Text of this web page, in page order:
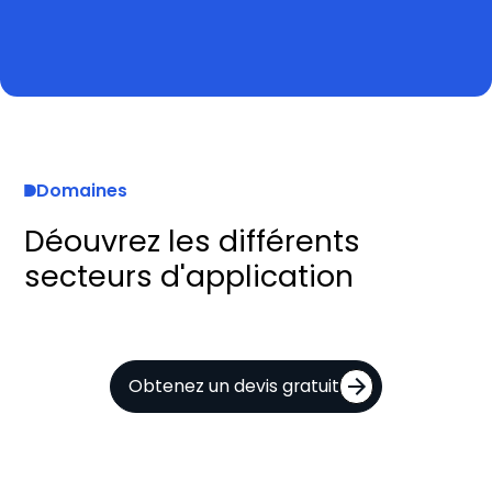
Domaines
Déouvrez les différents
secteurs d'application
Obtenez un devis gratuit